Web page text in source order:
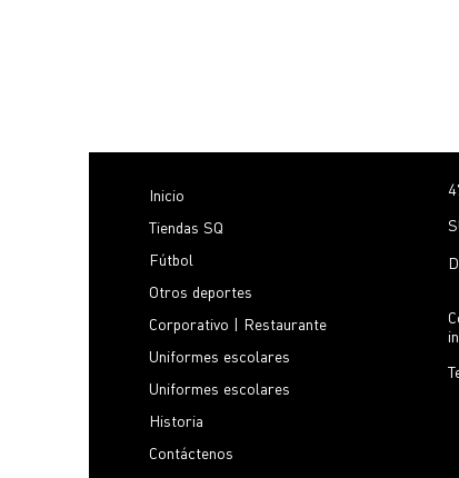
Inicio
Tiendas SQ
Fútbol
Otros deportes
Corporativo | Restaurante
Uniformes escolares
Uniformes escolares
Historia
Contáctenos